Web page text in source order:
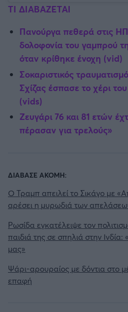
ΤΙ ΔΙΑΒΑΖΕΤΑΙ
Πανούργα πεθερά στις
δολοφονία του γαμπρού
όταν κρίθηκε ένοχη (vid)
Σοκαριστικός
Σχίζας έσπασε το χέρι
(vids)
Ζευγάρι 76 και 81 ετών
πέρασαν για τρελούς»
ΔΙΑΒΑΣΕ ΑΚΟΜΗ:
Ο Τραμπ απειλεί το Σικάγο με
αρέσει η μυρωδιά των
Ρωσίδα εγκατέλειψε τον
παιδιά της σε σπηλιά στην Ινδία:
μας»
Ψάρι-αρουραίος με δόντια στο
επαφή